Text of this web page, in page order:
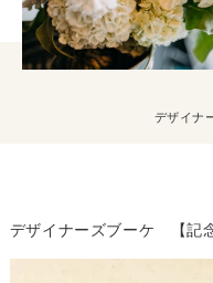
デザイナ
デザイナーズブーケ 【記